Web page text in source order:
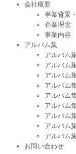
会社概要
事業背景
企業理念
事業内容
アルバム集
アルバム
アルバム
アルバム
アルバム
アルバム
アルバム
アルバム
アルバム
アルバム
お問い合わせ